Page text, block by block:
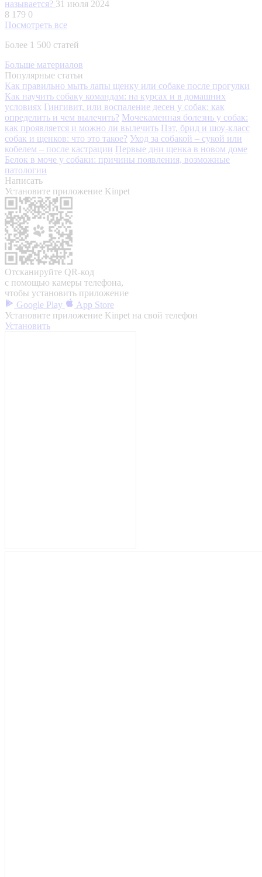
называется? 31 июля 2024
8 179 0
Посмотреть все
Более 1 500 статей
Больше материалов
Популярные статьи
Как правильно мыть лапы щенку или собаке после прогулки
Как научить собаку командам: на курсах и в домашних
условиях Гингивит, или воспаление десен у собак: как
определить и чем вылечить? Мочекаменная болезнь у собак:
как проявляется и можно ли вылечить Пэт, брид и шоу-класс
собак и щенков: что это такое? Уход за собакой – сукой или
кобелем – после кастрации Первые дни щенка в новом доме
Белок в моче у собаки: причины появления, возможные
патологии
Написать
Установите приложение Kinpet
Отсканируйте QR-код
с помощью камеры телефона,
чтобы установить приложение
Google Play
App Store
Установите приложение Kinpet на свой телефон
Установить